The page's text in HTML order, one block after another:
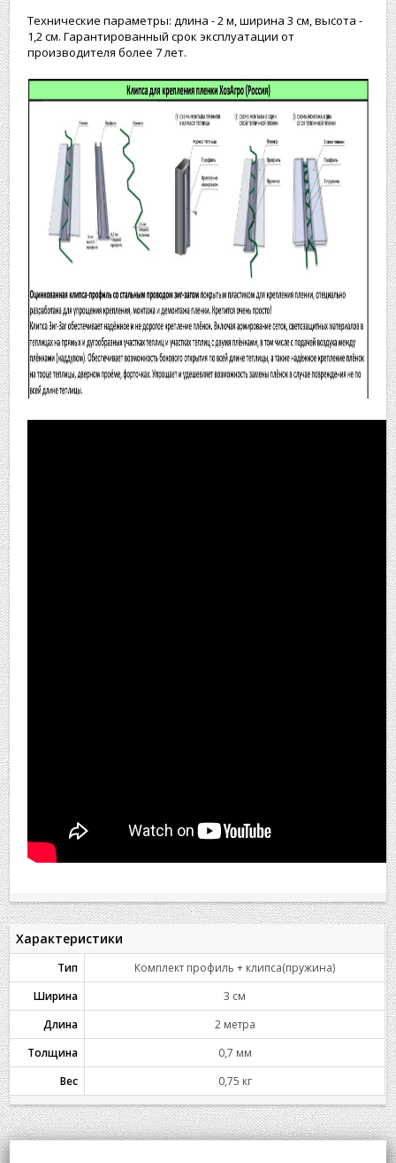
Технические параметры: длина - 2 м, ширина 3 см, высота -
1,2 см. Гарантированный срок эксплуатации от
производителя более 7 лет.
Характеристики
Тип
Комплект профиль + клипса(пружина)
Ширина
3 см
Длина
2 метра
Толщина
0,7 мм
Вес
0,75 кг